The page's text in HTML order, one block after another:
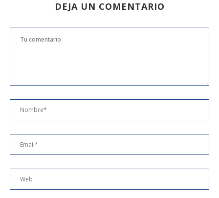
DEJA UN COMENTARIO